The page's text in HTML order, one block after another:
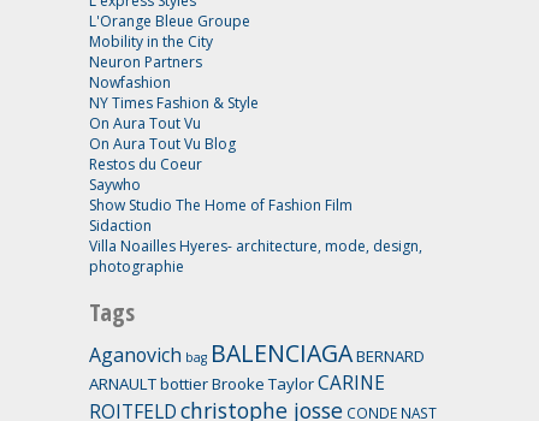
L'Orange Bleue Groupe
Mobility in the City
Neuron Partners
Nowfashion
NY Times Fashion & Style
On Aura Tout Vu
On Aura Tout Vu Blog
Restos du Coeur
Saywho
Show Studio The Home of Fashion Film
Sidaction
Villa Noailles Hyeres- architecture, mode, design,
photographie
Tags
Aganovich bag BALENCIAGABERNARD
ARNAULTbottierBrooke TaylorCARINE
ROITFELDchristophe josse CONDE NAST